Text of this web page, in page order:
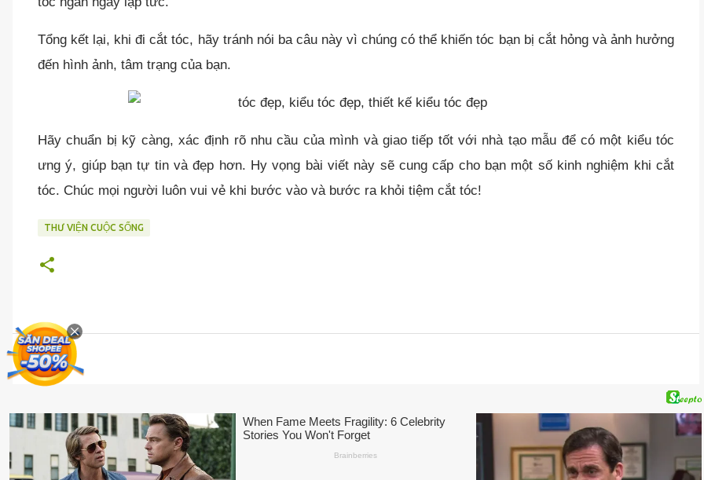
Tổng kết lại, khi đi cắt tóc, hãy tránh nói ba câu này vì chúng có thể khiến tóc bạn bị cắt hỏng và ảnh hưởng
đến hình ảnh, tâm trạng của bạn.
Hãy chuẩn bị kỹ càng, xác định rõ nhu cầu của mình và giao tiếp tốt với nhà tạo mẫu để có một kiểu tóc
ưng ý, giúp bạn tự tin và đẹp hơn. Hy vọng bài viết này sẽ cung cấp cho bạn một số kinh nghiệm khi cắt
tóc. Chúc mọi người luôn vui vẻ khi bước vào và bước ra khỏi tiệm cắt tóc!
THƯ VIỆN CUỘC SỐNG